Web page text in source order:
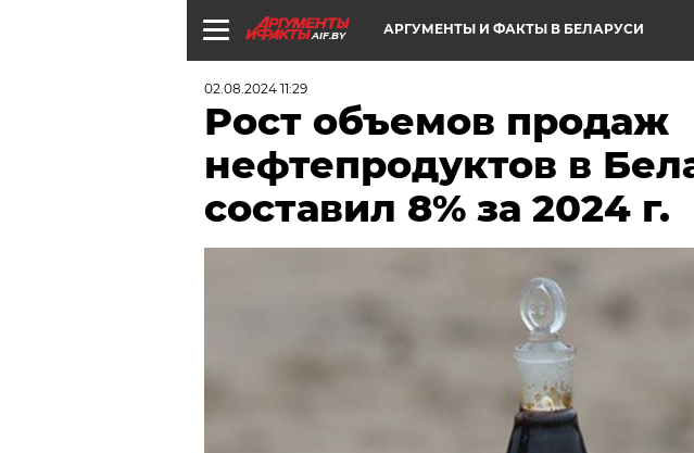
AIF.BY АРГУМЕНТЫ И ФАКТЫ В БЕЛАРУСИ
02.08.2024 11:29
Рост объемов продаж
нефтепродуктов в
составил 8% за 2024 г.